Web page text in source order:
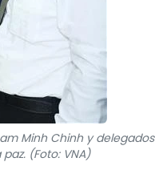
Minh Chinh y delegados
(Foto: VNA)